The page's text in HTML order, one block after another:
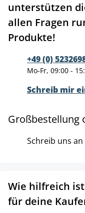
unterstützen
allen Fragen
Produkte!
+49 (0)
Mo-Fr, 09:00 -
Schreib mir
Großbestellung
Schreib uns an
Wie hilfreich
für deine